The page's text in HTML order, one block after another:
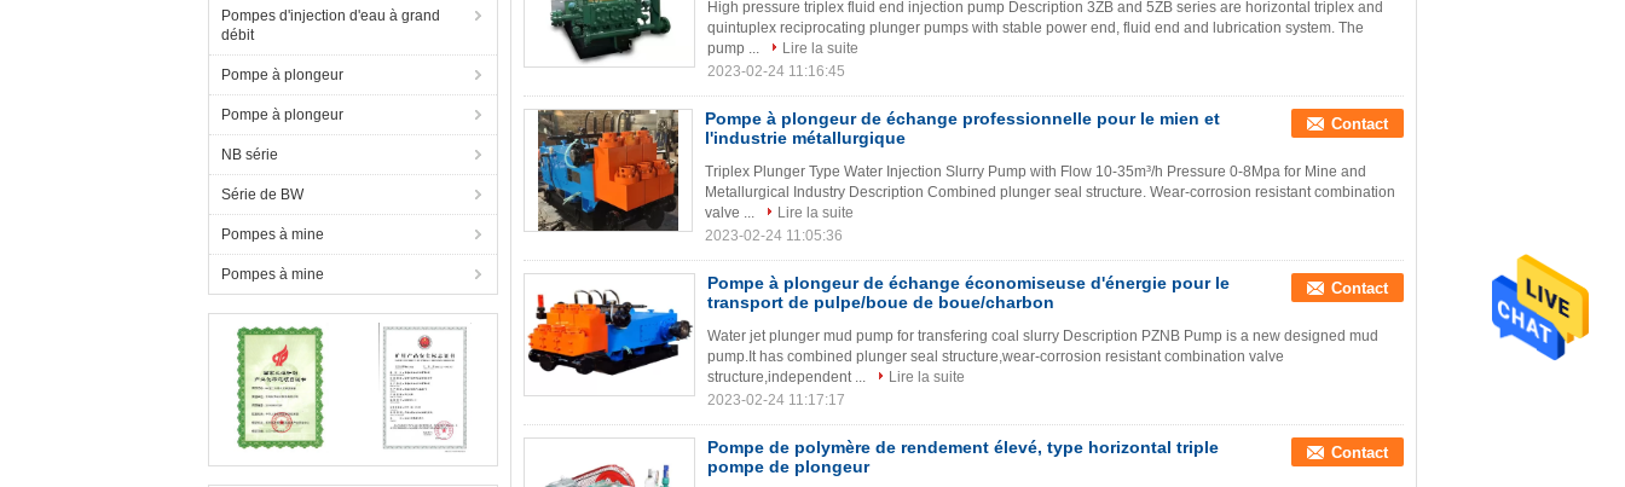
Pompes d'injection d'eau à grand
débit
Pompe à plongeur
Pompe à plongeur
NB série
Série de BW
Pompes à mine
Pompes à mine
High pressure triplex fluid end injection pump​ Description 3ZB and 5ZB series are horizontal triplex and
quintuplex reciprocating plunger pumps with stable power end, fluid end and lubrication system. The
pump ...
Lire la suite
2023-02-24 11:16:45
Pompe à plongeur de échange professionnelle pour le mien et
l'industrie métallurgique
Contact
Triplex Plunger Type Water Injection Slurry Pump with Flow 10-35m³/h Pressure 0-8Mpa for Mine and
Metallurgical Industry Description Combined plunger seal structure. Wear-corrosion resistant combination
valve ...
Lire la suite
2023-02-24 11:05:36
Pompe à plongeur de échange économiseuse d'énergie pour le
transport de pulpe/boue de boue/charbon
Contact
Water jet plunger mud pump for transfering coal slurry Description PZNB Pump is a new designed mud
pump.It has combined plunger seal structure,wear-corrosion resistant combination valve
structure,independent ...
Lire la suite
2023-02-24 11:17:17
Pompe de polymère de rendement élevé, type horizontal triple
pompe de plongeur
Contact